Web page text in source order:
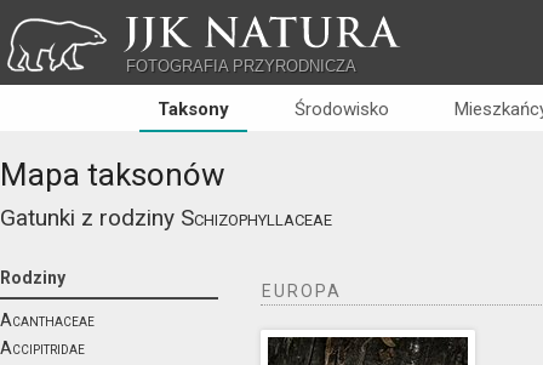
JJK NATURA
FOTOGRAFIA PRZYRODNICZA
Taksony Środowisko
Mapa taksonów
Gatunki z rodziny Schizophyllaceae
Rodziny
Acanthaceae
Accipitridae
EUROPA